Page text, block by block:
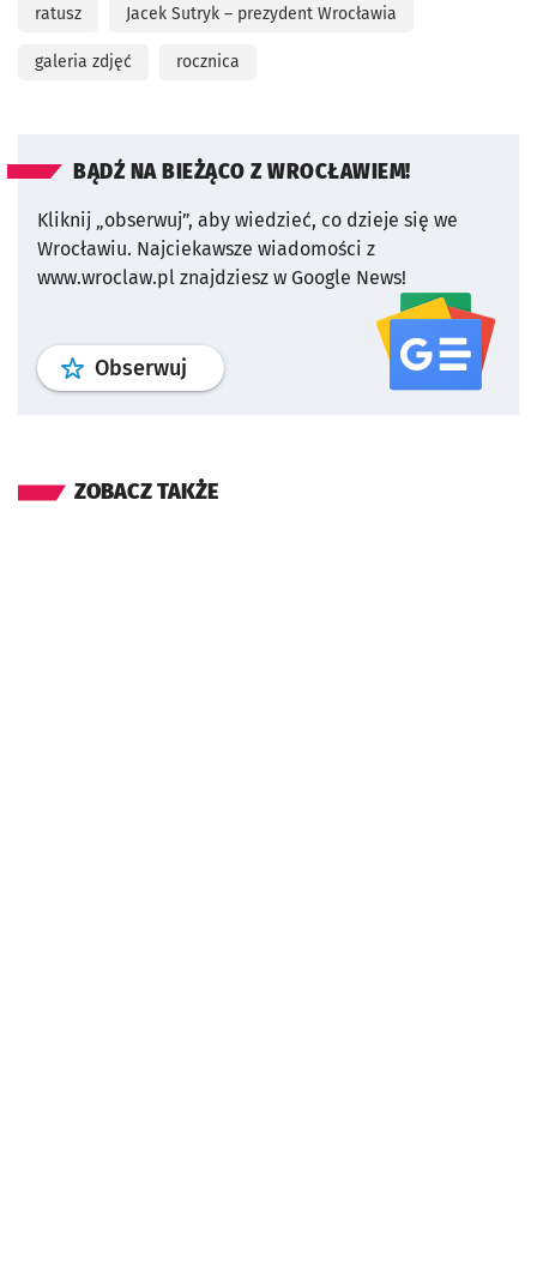
ratusz Jacek Sutryk – prezydent Wrocławia
galeria zdjęć rocznica
BĄDŹ NA BIEŻĄCO Z WROCŁAWIEM!
Kliknij „obserwuj”, aby wiedzieć, co dzieje się we
Wrocławiu. Najciekawsze wiadomości z
www.wroclaw.pl znajdziesz w Google News!
Obserwuj profil serwisu
ZOBACZ TAKŻE